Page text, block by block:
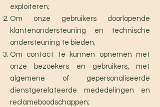
exploiteren;
Om onze gebruikers doorlopende
klantenondersteuning en technische
ondersteuning te bieden;
Om contact te kunnen opnemen met
onze bezoekers en gebruikers, met
algemene of gepersonaliseerde
dienstgerelateerde mededelingen en
reclameboodschappen;